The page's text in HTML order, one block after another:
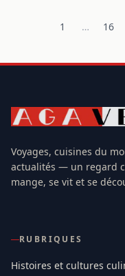
1 … 16
Voyages, cuisines du
actualités — un regard
mange, se vit et se
RUBRIQUES
Histoires et cultures